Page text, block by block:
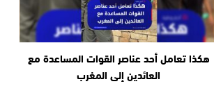
هكذا تعامل أحد عناصر القوات المساعدة مع
العائدين إلى المغرب